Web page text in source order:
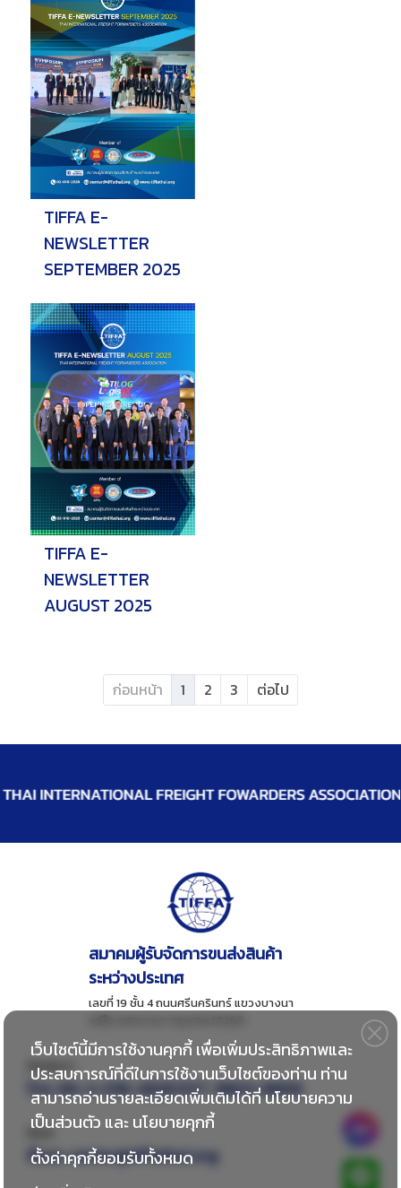
TIFFA E-
NEWSLETTER
SEPTEMBER 2025
TIFFA E-
NEWSLETTER
AUGUST 2025
ก่อนหน้า 1 2 3 ต่อไป
เว็บไซต์นี้มีการใช้งานคุกกี้ เพื่อเพิ่มประสิทธิภาพและ
ประสบการณ์ที่ดีในการใช้งานเว็บไซต์ของท่าน ท่าน
สามารถอ่านรายละเอียดเพิ่มเติมได้ที่นโยบายความ
เป็นส่วนตัว และนโยบายคุกกี้
ตั้งค่าคุกกี้ยอมรับทั้งหมด
สมาคมผู้รับจัดการขนส่งสินค้า
ระหว่างประเทศ
เลขที่ 19 ชั้น 4 ถนนศรีนครินทร์ แขวงบางนา
ติดต่อเรา
โทร: 66-2-018-2828 EXT. 8802-8806
อีเมล
อีเมล:center@tiffathai.org